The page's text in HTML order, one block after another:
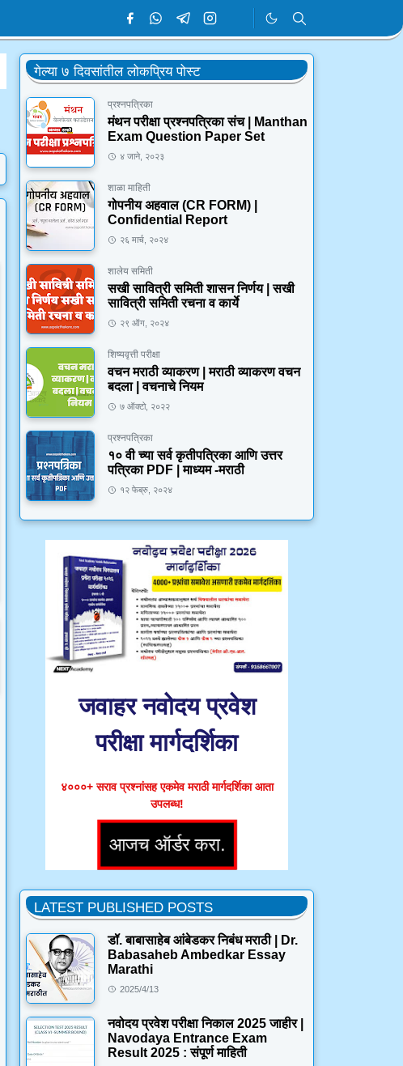
गेल्या ७ दिवसांतील लोकप्रिय पोस्ट
प्रश्नपत्रिका
मंथन परीक्षा प्रश्नपत्रिका संच | Manthan
Exam Question Paper Set
४ जाने, २०२३
शाळा माहिती
गोपनीय अहवाल (CR FORM) |
Confidential Report
२६ मार्च, २०२४
शालेय समिती
सखी सावित्री समिती शासन निर्णय | सखी
सावित्री समिती रचना व कार्ये
२९ ऑग, २०२४
शिष्यवृत्ती परीक्षा
वचन मराठी व्याकरण | मराठी व्याकरण वचन
बदला | वचनाचे नियम
७ ऑक्टो, २०२२
प्रश्नपत्रिका
१० वी च्या सर्व कृतीपत्रिका आणि उत्तर
पत्रिका PDF | माध्यम -मराठी
१२ फेब्रु, २०२४
जवाहर नवोदय प्रवेश
परीक्षा मार्गदर्शिका
४०००+ सराव प्रश्नांसह एकमेव मराठी मार्गदर्शिका आता
उपलब्ध!
LATEST PUBLISHED POSTS
डॉ. बाबासाहेब आंबेडकर निबंध मराठी | Dr.
Babasaheb Ambedkar Essay
Marathi
2025/4/13
नवोदय प्रवेश परीक्षा निकाल 2025 जाहीर |
Navodaya Entrance Exam
Result 2025 : संपूर्ण माहिती